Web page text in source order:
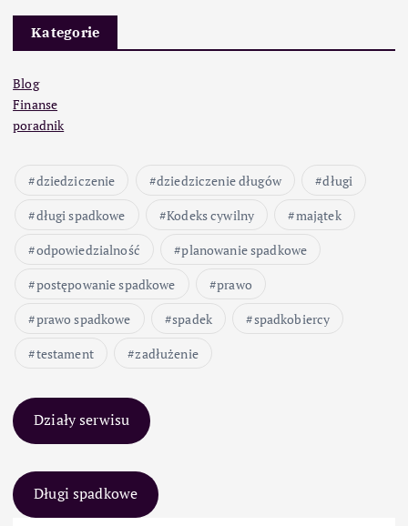
Kategorie
Blog
Finanse
poradnik
dziedziczenie dziedziczenie długów
długi
długi spadkowe
Kodeks cywilny
majątek
odpowiedzialność
planowanie spadkowe
postępowanie spadkowe
prawo
prawo spadkowe
spadek
spadkobiercy
testament
zadłużenie
Działy serwisu
Długi spadkowe